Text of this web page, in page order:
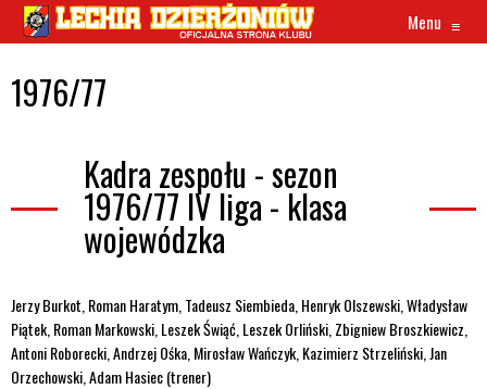
Menu ≡
1976/77
Kadra zespołu - sezon
1976/77 IV liga - klasa
wojewódzka
Jerzy Burkot, Roman Haratym, Tadeusz Siembieda, Henryk Olszewski, Władysław
Piątek, Roman Markowski, Leszek Świąć, Leszek Orliński, Zbigniew Broszkiewicz,
Antoni Roborecki, Andrzej Ośka, Mirosław Wańczyk, Kazimierz Strzeliński, Jan
Orzechowski, Adam Hasiec (trener)